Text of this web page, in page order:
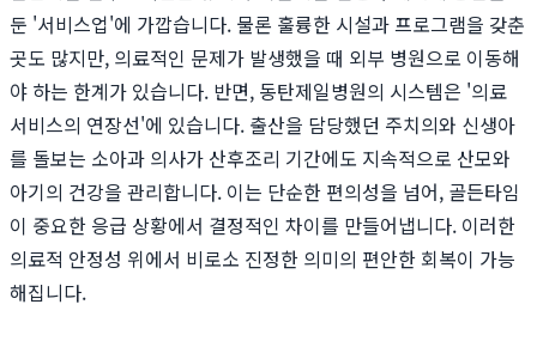
둔 '서비스업'에 가깝습니다. 물론 훌륭한 시설과 프로그램을 갖춘
곳도 많지만, 의료적인 문제가 발생했을 때 외부 병원으로 이동해
야 하는 한계가 있습니다. 반면, 동탄제일병원의 시스템은 '의료
서비스의 연장선'에 있습니다. 출산을 담당했던 주치의와 신생아
를 돌보는 소아과 의사가 산후조리 기간에도 지속적으로 산모와
아기의 건강을 관리합니다. 이는 단순한 편의성을 넘어, 골든타임
이 중요한 응급 상황에서 결정적인 차이를 만들어냅니다. 이러한
의료적 안정성 위에서 비로소 진정한 의미의 편안한 회복이 가능
해집니다.